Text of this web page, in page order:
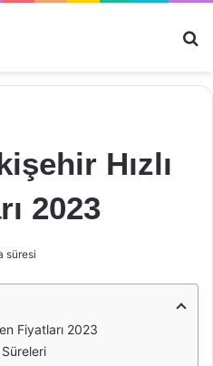
Hızlı
2023
süresi
Fiyatları 2023
Süreleri